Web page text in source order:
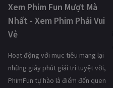
Xem Phim Fun Mượt Mà
Nhất - Xem Phim Phải Vui
Vẻ
Hoạt động với mục tiêu mang lại
những giây phút giải trí tuyệt vời,
PhimFun tự hào là điểm đến quen